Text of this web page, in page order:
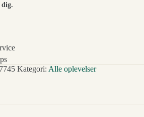
dig.
Kategori: Alle oplevelser